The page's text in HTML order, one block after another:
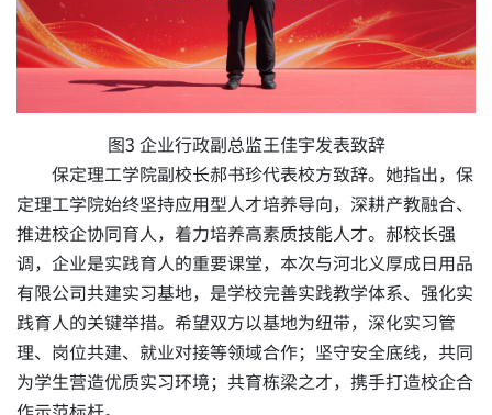
图3 企业行政副总监王佳宇发表致辞
保定理工学院副校长郝书珍代表校方致辞。她指出，保
定理工学院始终坚持应用型人才培养导向，深耕产教融合、
推进校企协同育人，着力培养高素质技能人才。郝校长强
调，企业是实践育人的重要课堂，本次与河北义厚成日用品
有限公司共建实习基地，是学校完善实践教学体系、强化实
践育人的关键举措。希望双方以基地为纽带，深化实习管
理、岗位共建、就业对接等领域合作；坚守安全底线，共同
为学生营造优质实习环境；共育栋梁之才，携手打造校企合